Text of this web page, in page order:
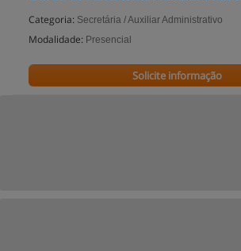
Categoria: Secretária / Auxiliar Administrativo
Modalidade: Presencial
Solicite informação